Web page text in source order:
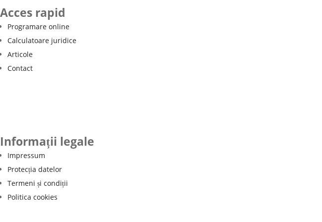
Acces rapid
Programare online
Calculatoare juridice
Articole
Contact
Informații legale
Impressum
Protecția datelor
Termeni și condiții
Politica cookies